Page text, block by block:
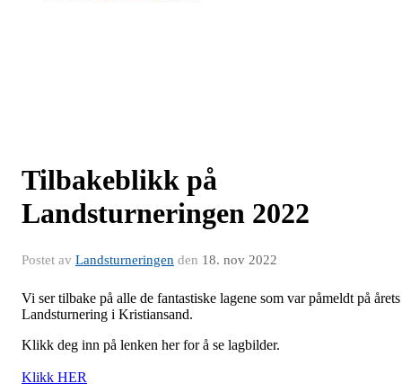
Tilbakeblikk på
Landsturneringen 2022
Postet av Landsturneringen den 18. nov 2022
Vi ser tilbake på alle de fantastiske lagene som var påmeldt på årets
Landsturnering i Kristiansand.
Klikk deg inn på lenken her for å se lagbilder.
Klikk HER